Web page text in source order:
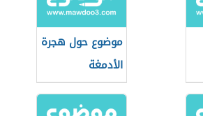
موضوع حول هجرة
الأدمغة